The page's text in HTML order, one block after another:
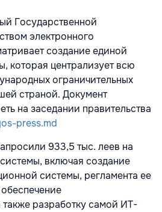
Государственной
электронного
создание единой
которая централизует всю
ограничительных
страной. Документ
на заседании правительства
press.md
933,5 тыс. леев на
включая создание
системы, регламента ее
разработку самой ИТ-